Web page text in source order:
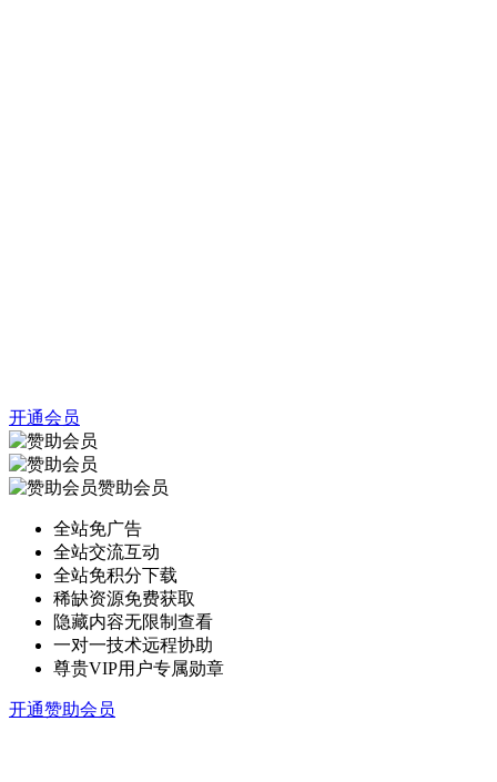
开通会员
赞助会员
全站免广告
全站交流互动
全站免积分下载
稀缺资源免费获取
隐藏内容无限制查看
一对一技术远程协助
尊贵VIP用户专属勋章
开通赞助会员